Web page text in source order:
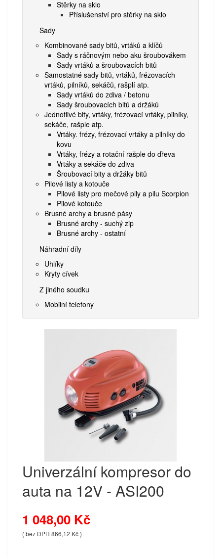
Stěrky na sklo
Příslušenství pro stěrky na sklo
Sady
Kombinované sady bitů, vrtáků a klíčů
Sady s ráčnovým nebo aku šroubovákem
Sady vrtáků a šroubovacích bitů
Samostatné sady bitů, vrtáků, frézovacích
vrtáků, pilníků, sekáčů, rašplí atp.
Sady vrtáků do zdiva / betonu
Sady šroubovacích bitů a držáků
Jednotlivé bity, vrtáky, frézovací vrtáky, pilníky,
sekáče, rašple atp.
Vrtáky. frézy, frézovací vrtáky a pilníky do
kovu
Vrtáky, frézy a rotační rašple do dřeva
Vrtáky a sekáče do zdiva
Šroubovací bity a držáky bitů
Pilové listy a kotouče
Pilové listy pro mečové pily a pilu Scorpion
Pilové kotouče
Brusné archy a brusné pásy
Brusné archy - suchý zip
Brusné archy - ostatní
Náhradní díly
Uhlíky
Kryty cívek
Z jiného soudku
Mobilní telefony
Univerzální kompresor do
auta na 12V - ASI200
1 048,00 Kč
( bez DPH 866,12 Kč )